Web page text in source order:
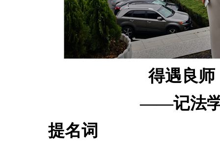
得遇良师
——记法
提名词